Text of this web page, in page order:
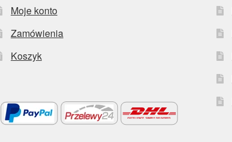
Moje konto
Zamówienia
Koszyk